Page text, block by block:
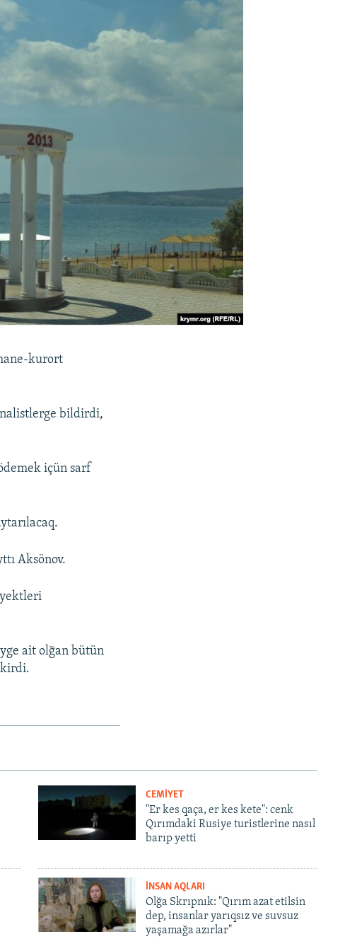
kurort
bildirdi,
içün sarf
Aksönov.
ait olğan bütün
kirdi.
CEMİYET
"Er kes qaça, er kes kete": cenk
Qırımdaki Rusiye turistlerine nasıl
barıp yetti
İNSAN AQLARI
Olğa Skrıpnık: "Qırım azat etilsin
dep, insanlar yarıqsız ve suvsuz
yaşamağa azırlar"